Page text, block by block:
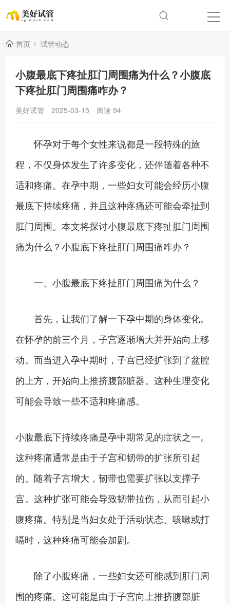
首页 试管动态
小腹最底下疼扯肛门周围痛为什么？小腹底
下疼扯肛门周围痛咋办？
美好试管 2025-03-15 阅读 94
怀孕对于每个女性来说都是一段特殊的旅
程，不仅身体发生了许多变化，还伴随着各种不
适和疼痛。在孕中期，一些妇女可能会经历小腹
最底下持续疼痛，并且这种疼痛还可能会牵扯到
肛门周围。本文将探讨小腹最底下疼扯肛门周围
痛为什么？小腹底下疼扯肛门周围痛咋办？
一、小腹最底下疼扯肛门周围痛为什么？
首先，让我们了解一下孕中期的身体变化。
在怀孕的前三个月，子宫逐渐增大并开始向上移
动。而当进入孕中期时，子宫已经扩张到了盆腔
的上方，开始向上推挤腹部脏器。这种生理变化
可能会导致一些不适和疼痛感。
小腹最底下持续疼痛是孕中期常见的症状之一。
这种疼痛通常是由于子宫和韧带的扩张所引起
的。随着子宫增大，韧带也需要扩张以支撑子
宫。这种扩张可能会导致韧带拉伤，从而引起小
腹疼痛。特别是当妇女处于活动状态、咳嗽或打
嗝时，这种疼痛可能会加剧。
除了小腹疼痛，一些妇女还可能感到肛门周
围的疼痛。这可能是由于子宫向上推挤腹部脏